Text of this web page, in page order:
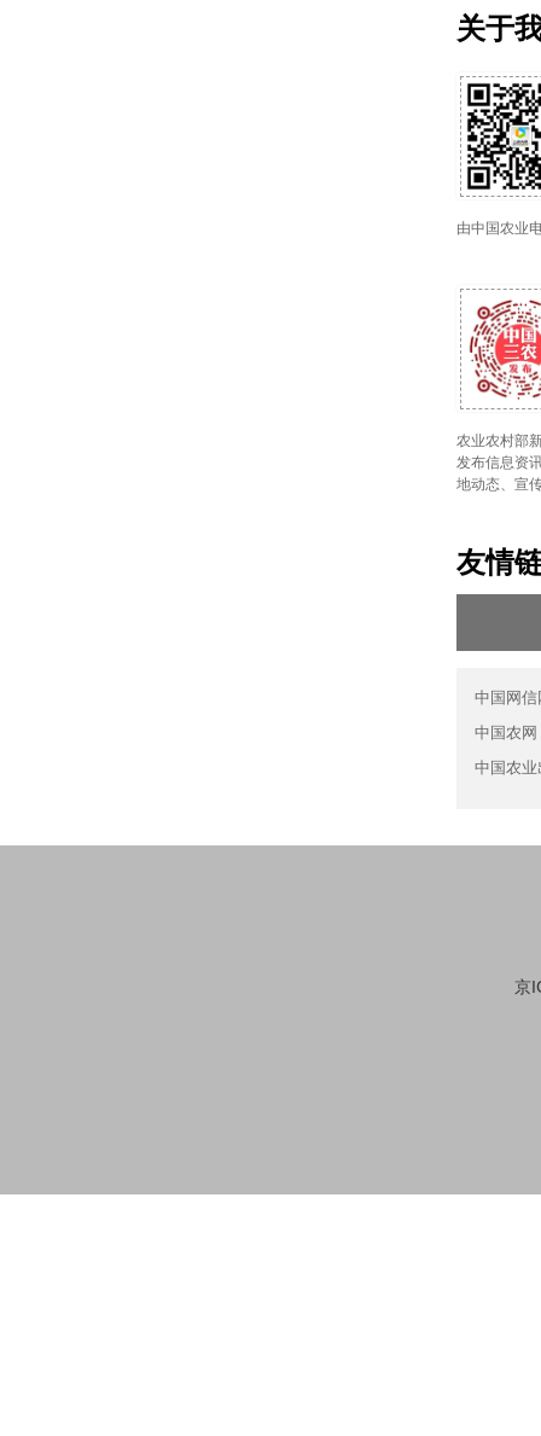
关于
由中国农业
农业农村部
发布信息资
地动态、宣
友情
中国网信
中国农网
中国农业
京